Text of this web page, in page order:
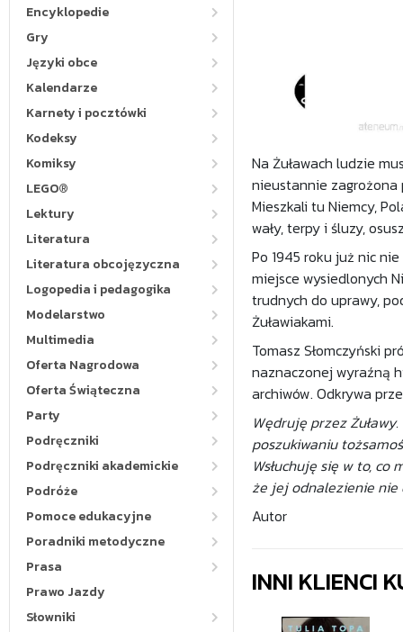
Encyklopedie
Gry
Języki obce
Kalendarze
Karnety i pocztówki
Kodeksy
Komiksy
LEGO®
Lektury
Literatura
Literatura obcojęzyczna
Logopedia i pedagogika
Modelarstwo
Multimedia
Oferta Nagrodowa
Oferta Świąteczna
Party
Podręczniki
Podręczniki akademickie
Podróże
Pomoce edukacyjne
Poradniki metodyczne
Prasa
Prawo Jazdy
Słowniki
Na Żuławach ludzie
nieustannie zagrożona
Mieszkali tu Niemcy,
wały, terpy i śluzy,
Po 1945 roku już nic
miejsce wysiedlonych
trudnych do uprawy,
Żuławiakami.
Tomasz Słomczyński
naznaczonej wyraźną
archiwów. Odkrywa
Wędruję przez
poszukiwaniu
Wsłuchuję się w to,
że jej odnalezienie nie
Autor
INNI KLIENCI